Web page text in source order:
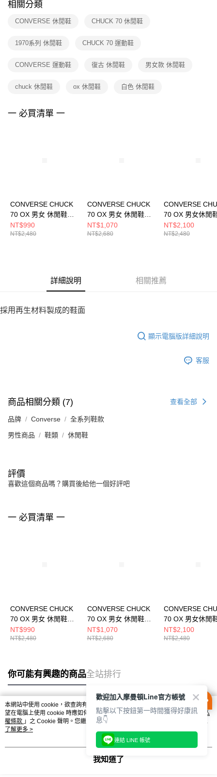
是否繳費成功／繳費後需取消欲退款等相關疑問，請聯繫「AFTEE先享後付
客戶支援中心」 https://netprotections.freshdesk.com/support/home
１．透過由恩沛科技股份有限公司提供之「AFTEE先享後付」服務完成之交
權轉讓予恩沛科技股份有限公司。
３．未成年的使用者請事先徵得法定代理人或監護人之同意方可使用
４．使用「AFTEE先享後付」時，將依據個別帳號之用戶狀況，依本公司即
相關分類
CONVERSE 休閒鞋 CHUCK 70 休閒鞋
1970系列 休閒鞋 CHUCK 70 運動鞋
CONVERSE 運動鞋 復古 休閒鞋 男女款 休閒鞋
chuck 休閒鞋 ox 休閒鞋 白色 休閒鞋
一 必買清單 一
CONVERSE CHUCK
70 OX 男女 休閒鞋
A09146C
NT$990
NT$2,480
CONVERSE CHUCK
70 OX 男女 休閒鞋
A10351C
NT$1,070
NT$2,680
CONVERSE
70 OX 男女休閒
162065C
NT$2,100
NT$2,480
詳細說明 相關推薦
採用再生材料製成的鞋面
顯示電腦版詳細說明
客服
商品相關分類 (7) 查看全部
品牌 Converse 全系列鞋款
男性商品 鞋類 休閒鞋
評價
喜歡這個商品嗎？購買後給他一個好評吧
一 必買清單 一
CONVERSE CHUCK
70 OX 男女 休閒鞋
A09146C
NT$990
NT$2,480
CONVERSE CHUCK
70 OX 男女 休閒鞋
A10351C
NT$1,070
NT$2,680
CONVERSE
70 OX 男女休閒
162065C
NT$2,100
NT$2,480
你可能有興趣的商品全站排行
熱門標籤
本網站中使用 cookie，欲查詢有關本網站使用 cookie 方式之詳情，及若您不希
望在電腦上使用 cookie 時應如何變更電腦的 cookie 設定，請參閱本網站「
隱私
權條款 」之 Cookie 聲明。您繼續使用本網站即表示您同意本公司得按本網站使
用條款之 Cookie 聲明使用 cookie。
了解更多 >
我知道了
歡迎加入摩曼頓Line官方帳號
點擊以下按鈕第一時間獲得好康訊
息👇
連結 LINE 帳號